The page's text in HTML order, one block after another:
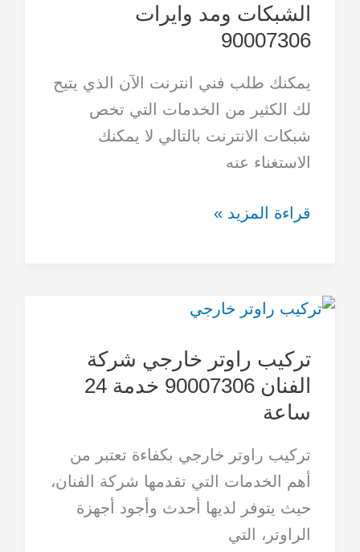
الشبكات ومد وايرات
90007306
يمكنك طلب فني انترنت الآن الذي يتيح
لك الكثير من الخدمات التي تخص
شبكات الانترنت بالتالي لا يمكنك
الاستغناء عنه
وبرمجة
الشبكات
وايرات
90007306
قراءة المزيد »
تركيب راوتر خارجي شركة
الفنان 90007306 خدمة 24
ساعة
تركيب راوتر خارجي بكفاءة تعتبر من
أهم الخدمات التي تقدمها شركة الفنان،
حيث يتوفر لديها أحدث وأجود أجهزة
الراوتر، التي
تركيب
خارجي
شركة
الفنان
خدمة
24
ساعة